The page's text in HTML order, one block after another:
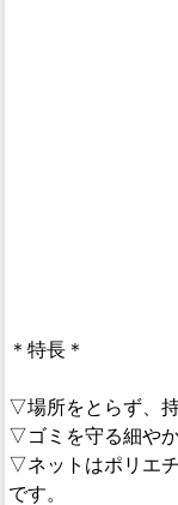
＊特長＊
▽場所をとらず、
▽ゴミを守る細や
▽ネットはポリエ
です。